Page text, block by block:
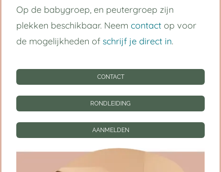
Handige links
Kinderdagverblijf Utrecht Centrum
Tarieven
Op de babygroep, en peutergroep zijn
plekken beschikbaar. Neem contact op voor
de mogelijkheden of schrijf je direct in.
CONTACT
RONDLEIDING
AANMELDEN